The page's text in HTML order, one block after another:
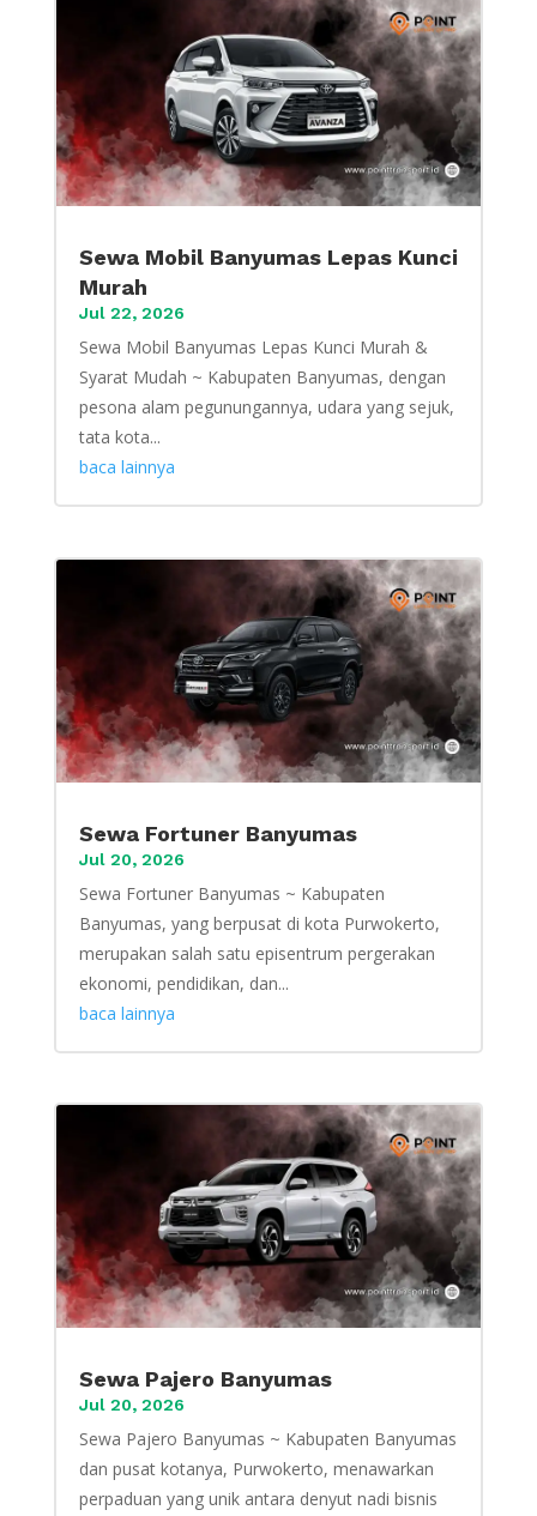
Sewa Mobil Banyumas Lepas Kunci
Murah
Jul 22, 2026
Sewa Mobil Banyumas Lepas Kunci Murah &
Syarat Mudah ~ Kabupaten Banyumas, dengan
pesona alam pegunungannya, udara yang sejuk,
tata kota...
baca lainnya
Sewa Fortuner Banyumas
Jul 20, 2026
Sewa Fortuner Banyumas ~ Kabupaten
Banyumas, yang berpusat di kota Purwokerto,
merupakan salah satu episentrum pergerakan
ekonomi, pendidikan, dan...
baca lainnya
Sewa Pajero Banyumas
Jul 20, 2026
Sewa Pajero Banyumas ~ Kabupaten Banyumas
dan pusat kotanya, Purwokerto, menawarkan
perpaduan yang unik antara denyut nadi bisnis